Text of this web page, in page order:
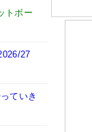
トボー
27
ていき